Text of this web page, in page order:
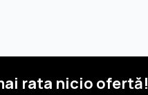
rata nicio ofertă!